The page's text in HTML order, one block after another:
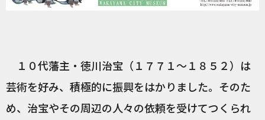
１０代藩主・徳川治宝（１７７１～１８５２）は
芸術を好み、積極的に振興をはかりました。そのた
め、治宝やその周辺の人々の依頼を受けてつくられ